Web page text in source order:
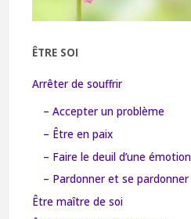
ÊTRE SOI
Arrêter de souffrir
– Accepter un problème
– Être en paix
– Faire le deuil d’une émotion
– Pardonner et se pardonner
Être maître de soi